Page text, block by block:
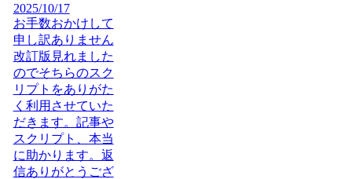
2025/10/17
お手数おかけして
申し訳ありません
改訂版見れました
のでそちらのスク
リプトをありがた
く利用させていた
だきます。記事や
スクリプト、本当
に助かります。返
信ありがとうござ